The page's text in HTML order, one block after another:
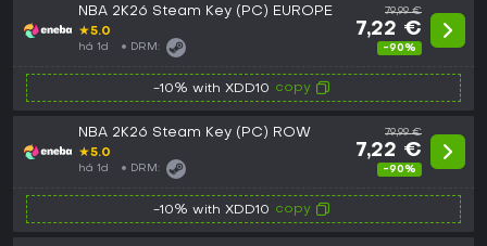
NBA 2K26 Steam Key (PC) EUROPE
★5.0
há 1d DRM:
79,99 €
7,22 €
-90%
-10% with XDD10 copy
NBA 2K26 Steam Key (PC) ROW
★5.0
há 1d DRM:
79,99 €
7,22 €
-90%
-10% with XDD10 copy